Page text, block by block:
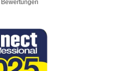
Bewertungen